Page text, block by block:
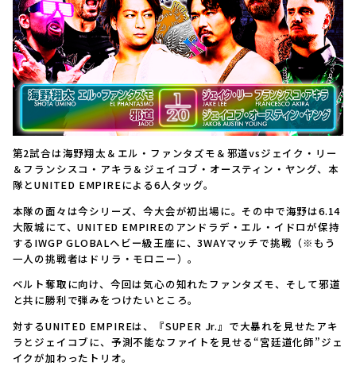
第2試合は海野翔太＆エル・ファンタズモ＆邪道vsジェイク・リー
＆フランシスコ・アキラ＆ジェイコブ・オースティン・ヤング、本
隊とUNITED EMPIREによる6人タッグ。
本隊の面々は今シリーズ、今大会が初出場に。その中で海野は6.14
大阪城にて、UNITED EMPIREのアンドラデ・エル・イドロが保持
するIWGP GLOBALヘビー級王座に、3WAYマッチで挑戦（※もう
一人の挑戦者はドリラ・モロニー）。
ベルト奪取に向け、今回は気心の知れたファンタズモ、そして邪道
と共に勝利で弾みをつけたいところ。
対するUNITED EMPIREは、『SUPER Jr.』で大暴れを見せたアキ
ラとジェイコブに、予測不能なファイトを見せる“宮廷道化師”ジェ
イクが加わったトリオ。